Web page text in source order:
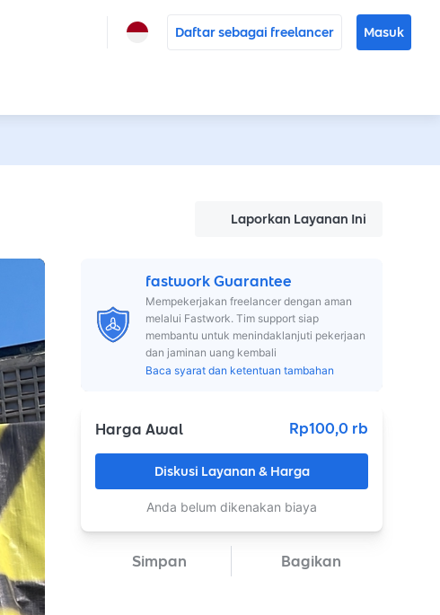
Daftar sebagai freelancer Masuk
Laporkan Layanan Ini
fastwork Guarantee
Mempekerjakan freelancer dengan aman
melalui Fastwork. Tim support siap
membantu untuk menindaklanjuti pekerjaan
dan jaminan uang kembali
Baca syarat dan ketentuan tambahan
Harga Awal Rp100,0 rb
Diskusi Layanan & Harga
Anda belum dikenakan biaya
Simpan Bagikan